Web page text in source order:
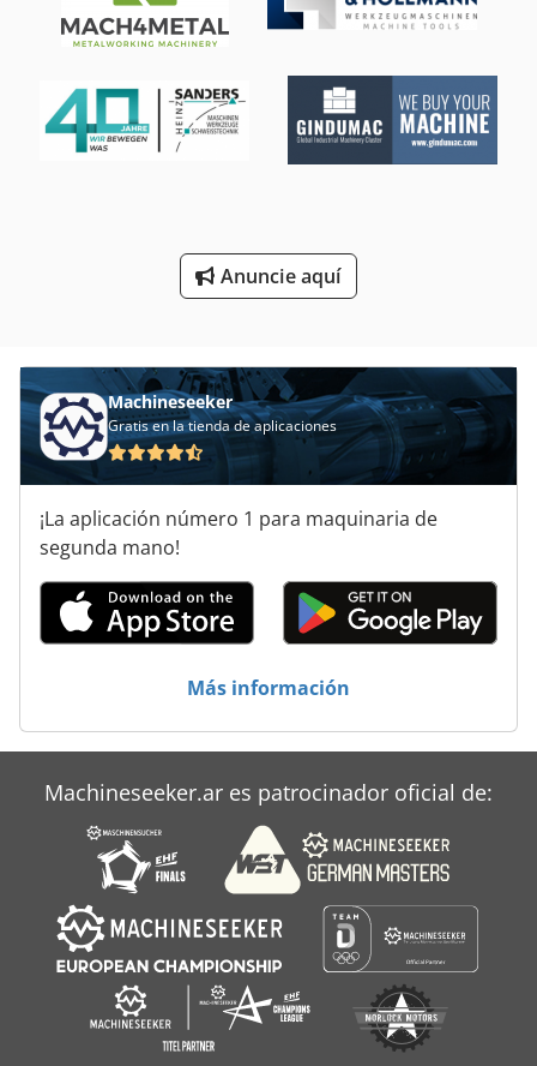
Prensa De Husillo Manual
Prensas Neumaticas
Torno De Husillo Doble
Unidad De Husillo
Anuncie aquí
Machineseeker
Gratis en la tienda de aplicaciones
¡La aplicación número 1 para maquinaria de
segunda mano!
Más información
Machineseeker.ar es patrocinador oficial de: